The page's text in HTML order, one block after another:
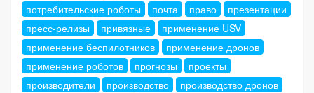
потребительские роботы
почта право
презентации
пресс-релизы
привязные
применение USV
применение беспилотников
применение дронов
применение роботов
прогнозы
проекты
производители
производство
производство дронов